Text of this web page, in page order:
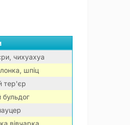
чихуахуа
шпіц
тер'єр
вівчарка